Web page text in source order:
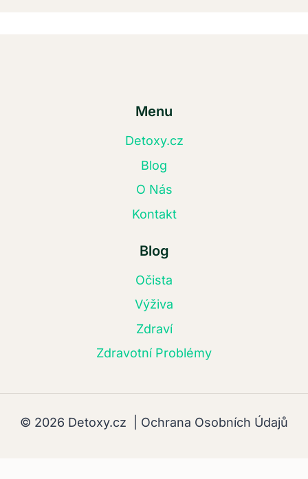
Menu
Detoxy.cz
Blog
O Nás
Kontakt
Blog
Očista
Výživa
Zdraví
Zdravotní Problémy
© 2026 Detoxy.cz | Ochrana Osobních Údajů